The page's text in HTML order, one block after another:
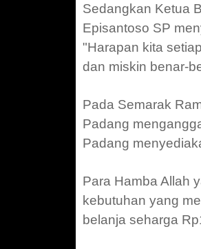
Sedangkan Ketua
Episantoso SP
"Harapan kita
dan miskin benar-
Pada Semarak
Padang
Padang
Para Hamba Allah
kebutuhan yang
belanja seharga